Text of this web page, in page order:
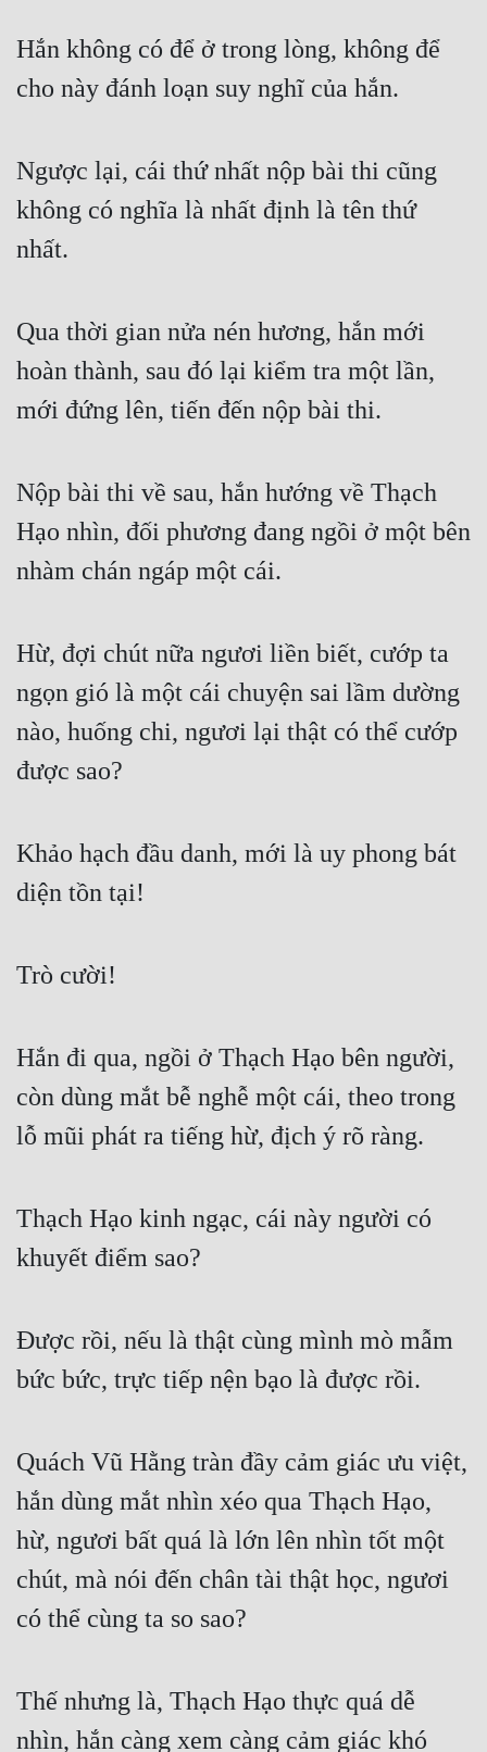
Nữ Cường
Phản Phái
Quân Sự
Sảng Văn
Sắc
Thanh Xuân
Tiên Hiệp
Tiểu Thuyết
Triều Đấu
Trọng Sinh
Tu Tiên
Tội Phạm
Võ Hiệp
Xuyên Không
Xuyên Nhanh
Xuyên Sách
Điền Văn
Đông Phương Huyền Huyễn
Cẩu Đạo Trường Sinh
Ngự Thú
Truyện Nam
Truyện Nữ
Xây Dựng Thế Lực
Hắn không có để ở trong lòng, không để
cho này đánh loạn suy nghĩ của hắn.
Ngược lại, cái thứ nhất nộp bài thi cũng
không có nghĩa là nhất định là tên thứ
nhất.
Qua thời gian nửa nén hương, hắn mới
hoàn thành, sau đó lại kiểm tra một lần,
mới đứng lên, tiến đến nộp bài thi.
Nộp bài thi về sau, hắn hướng về Thạch
Hạo nhìn, đối phương đang ngồi ở một bên
nhàm chán ngáp một cái.
Hừ, đợi chút nữa ngươi liền biết, cướp ta
ngọn gió là một cái chuyện sai lầm dường
nào, huống chi, ngươi lại thật có thể cướp
được sao?
Khảo hạch đầu danh, mới là uy phong bát
diện tồn tại!
Trò cười!
Hắn đi qua, ngồi ở Thạch Hạo bên người,
còn dùng mắt bễ nghễ một cái, theo trong
lỗ mũi phát ra tiếng hừ, địch ý rõ ràng.
Thạch Hạo kinh ngạc, cái này người có
khuyết điểm sao?
Được rồi, nếu là thật cùng mình mò mẫm
bức bức, trực tiếp nện bạo là được rồi.
Quách Vũ Hằng tràn đầy cảm giác ưu việt,
hắn dùng mắt nhìn xéo qua Thạch Hạo,
hừ, ngươi bất quá là lớn lên nhìn tốt một
chút, mà nói đến chân tài thật học, ngươi
có thể cùng ta so sao?
Thế nhưng là, Thạch Hạo thực quá dễ
nhìn, hắn càng xem càng cảm giác khó